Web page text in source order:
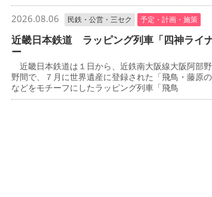
2026.08.06 民鉄・公営・三セク 予定・計画・施策
近畿日本鉄道 ラッピング列車「四神ライ
ー
近畿日本鉄道は１日から、近鉄南大阪線大阪阿部
野間で、７月に世界遺産に登録された「飛鳥・藤原
などをモチーフにしたラッピング列車「飛鳥